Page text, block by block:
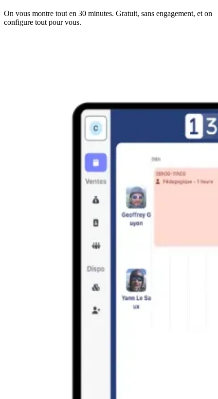
On vous montre tout en 30 minutes. Gratuit, sans engagement, et on
configure tout pour vous.